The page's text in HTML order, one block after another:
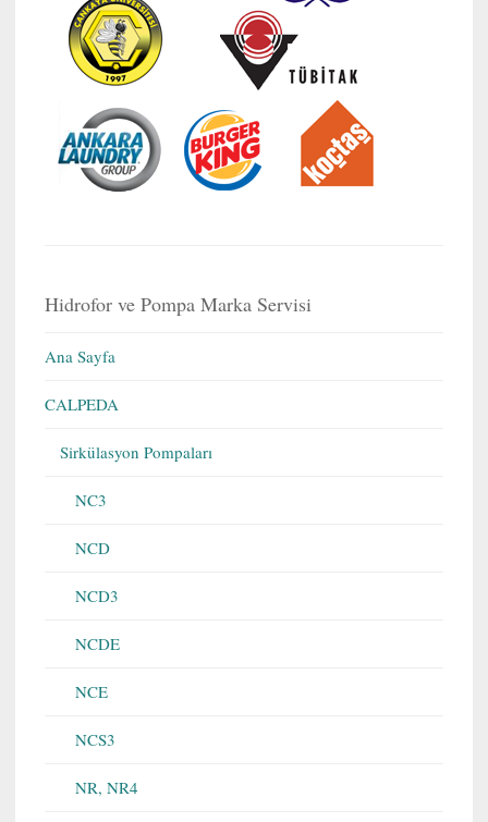
Hidrofor ve Pompa Marka Servisi
Ana Sayfa
CALPEDA
Sirkülasyon Pompaları
NC3
NCD
NCD3
NCDE
NCE
NCS3
NR, NR4